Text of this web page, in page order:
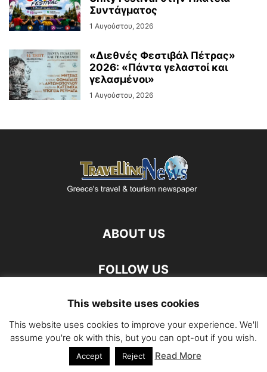
Συντάγματος
1 Αυγούστου, 2026
«Διεθνές Φεστιβάλ Πέτρας»
2026: «Πάντα γελαστοί και
γελασμένοι»
1 Αυγούστου, 2026
ABOUT US
FOLLOW US
©
This website uses cookies
This website uses cookies to improve your experience. We'll
assume you're ok with this, but you can opt-out if you wish.
Accept Reject Read More